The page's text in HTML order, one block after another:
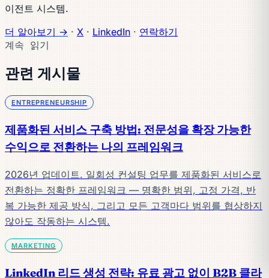
이전트 시스템.
더 알아보기 → · X · LinkedIn · 연락하기
계속 읽기
관련 게시물
ENTREPRENEURSHIP
제품화된 서비스 구축 방법: 전문성을 확장 가능한
수익으로 전환하는 나의 프레임워크
2026년 업데이트. 일회성 컨설팅 업무를 제품화된 서비스로
전환하는 정확한 프레임워크 — 명확한 범위, 고정 가격, 반
복 가능한 제공 방식, 그리고 모든 고객마다 범위를 협상하지
않아도 작동하는 시스템.
MARKETING
LinkedIn 리드 생성 전략: 유료 광고 없이 B2B 클라